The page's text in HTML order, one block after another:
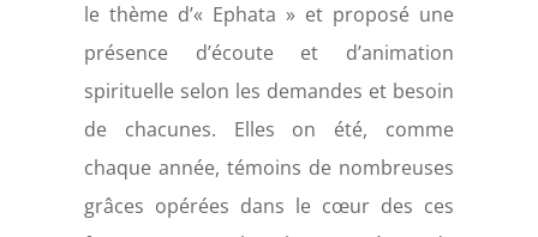
le thème d’« Ephata » et proposé une
présence d’écoute et d’animation
spirituelle selon les demandes et besoin
de chacunes. Elles on été, comme
chaque année, témoins de nombreuses
grâces opérées dans le cœur des ces